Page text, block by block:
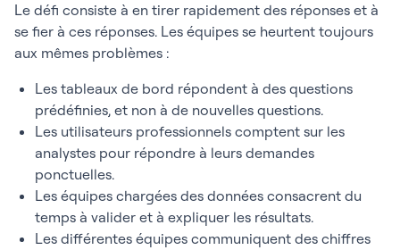
Le défi consiste à en tirer rapidement des réponses et à
se fier à ces réponses. Les équipes se heurtent toujours
aux mêmes problèmes :
Les tableaux de bord répondent à des questions
prédéfinies, et non à de nouvelles questions.
Les utilisateurs professionnels comptent sur les
analystes pour répondre à leurs demandes
ponctuelles.
Les équipes chargées des données consacrent du
temps à valider et à expliquer les résultats.
Les différentes équipes communiquent des chiffres